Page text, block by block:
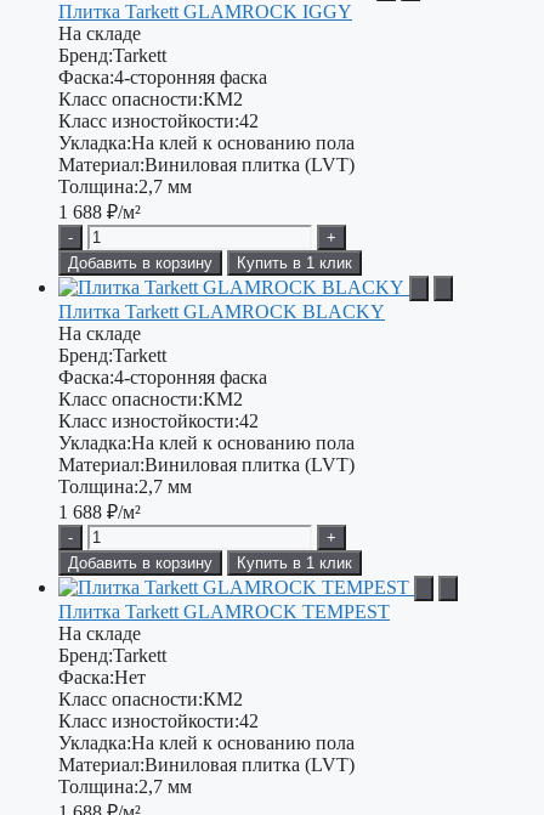
Плитка Tarkett GLAMROCK IGGY
На складе
Бренд:Tarkett
Фаска:4-сторонняя фаска
Класс опасности:КМ2
Класс изностойкости:42
Укладка:На клей к основанию пола
Материал:Виниловая плитка (LVT)
Толщина:2,7 мм
1 688 ₽/м²
-
+
Добавить в корзину
Купить в 1 клик
Плитка Tarkett GLAMROCK BLACKY
На складе
Бренд:Tarkett
Фаска:4-сторонняя фаска
Класс опасности:КМ2
Класс изностойкости:42
Укладка:На клей к основанию пола
Материал:Виниловая плитка (LVT)
Толщина:2,7 мм
1 688 ₽/м²
-
+
Добавить в корзину
Купить в 1 клик
Плитка Tarkett GLAMROCK TEMPEST
На складе
Бренд:Tarkett
Фаска:Нет
Класс опасности:КМ2
Класс изностойкости:42
Укладка:На клей к основанию пола
Материал:Виниловая плитка (LVT)
Толщина:2,7 мм